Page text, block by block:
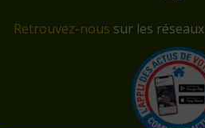
Retrouvez-nous sur les